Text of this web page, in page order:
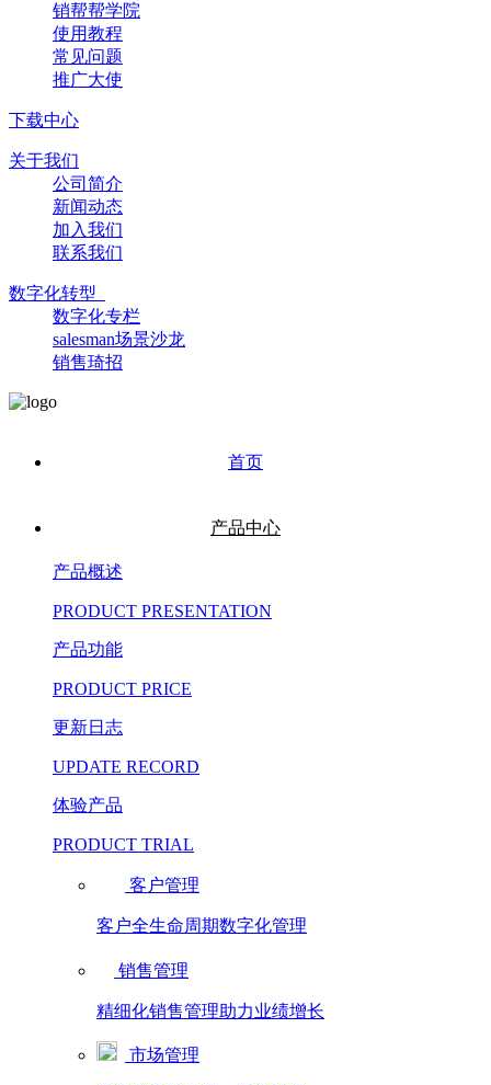
销帮帮学院
使用教程
常见问题
推广大使
下载中心
关于我们
公司简介
新闻动态
加入我们
联系我们
数字化转型
数字化专栏
salesman场景沙龙
销售琦招
首页
产品中心
产品概述
PRODUCT PRESENTATION
产品功能
PRODUCT PRICE
更新日志
UPDATE RECORD
体验产品
PRODUCT TRIAL
客户管理
客户全生命周期数字化管理
销售管理
精细化销售管理助力业绩增长
市场管理